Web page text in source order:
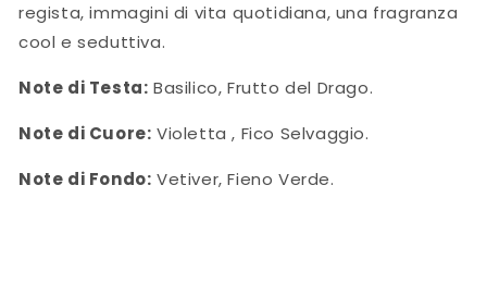
regista, immagini di vita quotidiana, una fragranza
cool e seduttiva.
Note di Testa: Basilico, Frutto del Drago.
Note di Cuore: Violetta , Fico Selvaggio.
Note di Fondo: Vetiver, Fieno Verde.